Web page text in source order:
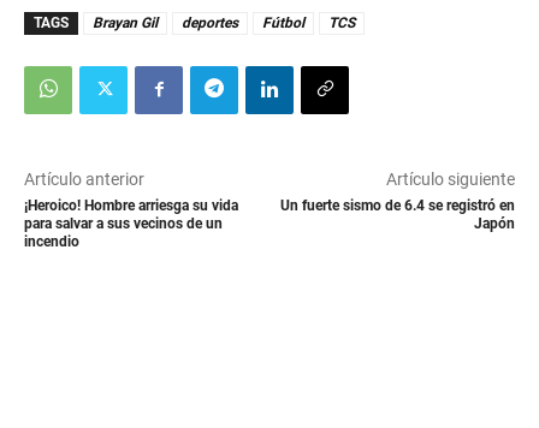
TAGS Brayan Gil deportes Fútbol TCS
Artículo anterior
¡Heroico! Hombre arriesga su vida
para salvar a sus vecinos de un
incendio
Artículo siguiente
Un fuerte sismo de 6.4 se registró en
Japón